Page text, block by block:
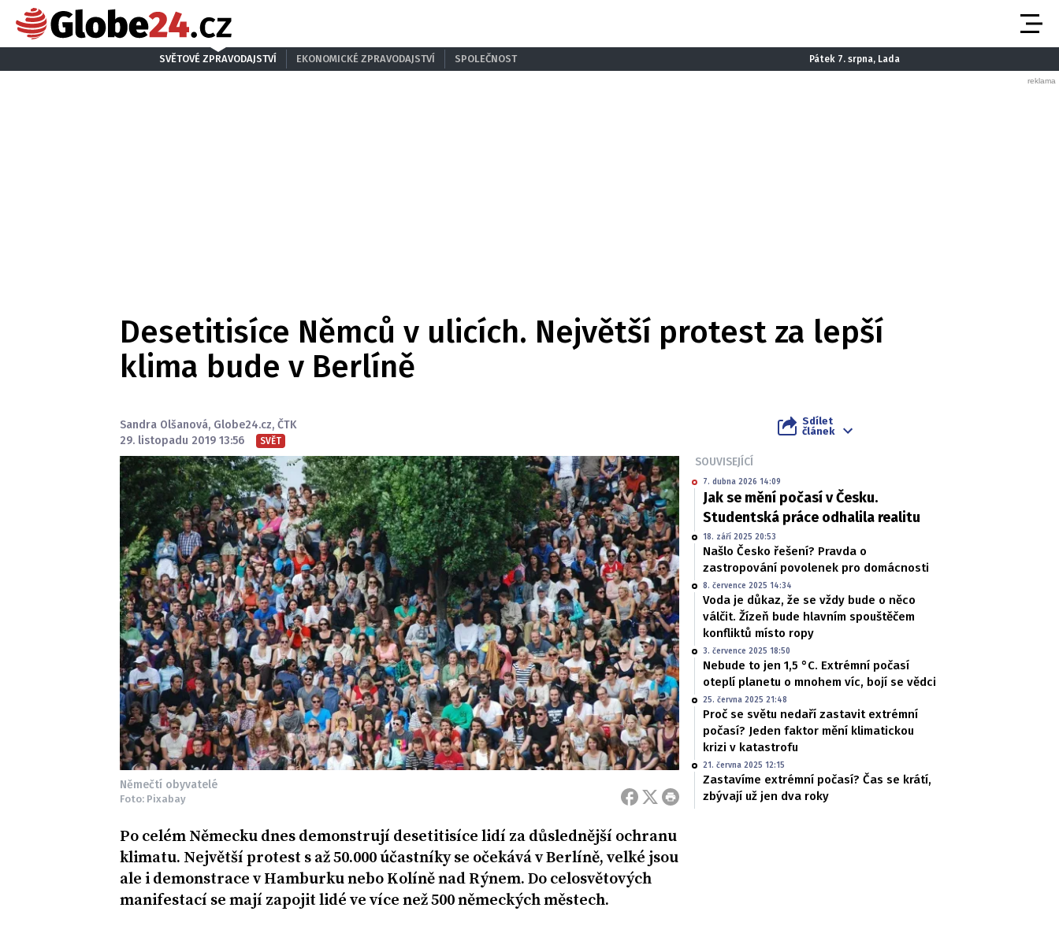
SVĚTOVÉ ZPRAVODAJSTVÍ EKONOMICKÉ ZPRAVODAJSTVÍ SPOLEČNOST Pátek 7. srpna, Lada
Desetitisíce Němců v ulicích. Největší protest za lepší
klima bude v Berlíně
Sandra Olšanová, Globe24.cz, ČTK
29. listopadu 2019 13:56
SVĚT
Sdílet
článek
Němečtí obyvatelé
Foto: Pixabay
Po celém Německu dnes demonstrují desetitisíce lidí za důslednější ochranu
klimatu. Největší protest s až 50.000 účastníky se očekává v Berlíně, velké jsou
ale i demonstrace v Hamburku nebo Kolíně nad Rýnem. Do celosvětových
manifestací se mají zapojit lidé ve více než 500 německých městech.
SOUVISEJÍCÍ
7. dubna 2026 14:09
Jak se mění počasí v Česku.
Studentská práce odhalila realitu
18. září 2025 20:53
Našlo Česko řešení? Pravda o
zastropování povolenek pro domácnosti
8. července 2025 14:34
Voda je důkaz, že se vždy bude o něco
válčit. Žízeň bude hlavním spouštěčem
konfliktů místo ropy
3. července 2025 18:50
Nebude to jen 1,5 °C. Extrémní počasí
oteplí planetu o mnohem víc, bojí se vědci
25. června 2025 21:48
Proč se světu nedaří zastavit extrémní
počasí? Jeden faktor mění klimatickou
krizi v katastrofu
21. června 2025 12:15
Zastavíme extrémní počasí? Čas se krátí,
zbývají už jen dva roky